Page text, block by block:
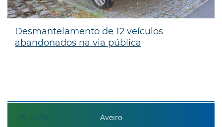
06 junho
Desmantelamento de 12 veículos
abandonados na via pública
Aveiro